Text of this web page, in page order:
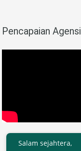
Pencapaian
Salam sejahtera,